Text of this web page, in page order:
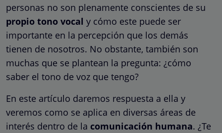
personas no son plenamente conscientes de su
propio tono vocal y cómo este puede ser
importante en la percepción que los demás
tienen de nosotros. No obstante, también son
muchas que se plantean la pregunta: ¿cómo
saber el tono de voz que tengo?
En este artículo daremos respuesta a ella y
veremos como se aplica en diversas áreas de
interés dentro de la comunicación humana. ¿Te